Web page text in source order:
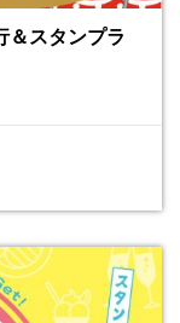
＆スタンプラ